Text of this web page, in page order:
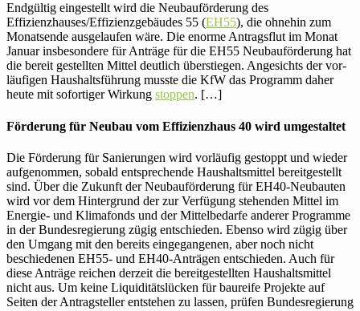
End­gültig ein­ge­stellt wird die Neu­bau­för­de­rung des
Effizienzhauses/​Effizienzgebäudes 55 (EH55), die ohnehin zum
Monats­ende aus­ge­laufen wäre. Die enorme Antrags­flut im Monat
Januar ins­be­son­dere für Anträge für die EH55 Neu­bau­för­de­rung hat
die bereit gestellten Mittel deut­lich über­stiegen. Ange­sichts der vor­
läu­figen Haus­halts­füh­rung musste die KfW das Pro­gramm daher
heute mit sofor­tiger Wirkung stoppen. […]
För­de­rung für Neubau vom Effizienz­haus 40 wird umgestaltet
Die För­de­rung für Sanie­rungen wird vor­läufig gestoppt und wieder
auf­ge­nommen, sobald ent­spre­chende Haus­halts­mittel bereit­ge­stellt
sind. Über die Zukunft der Neu­bau­för­de­rung für EH40-Neu­bauten
wird vor dem Hin­ter­grund der zur Ver­fü­gung ste­henden Mittel im
Energie- und Kli­ma­fonds und der Mit­tel­be­darfe anderer Pro­gramme
in der Bun­des­re­gie­rung zügig ent­schieden. Ebenso wird zügig über
den Umgang mit den bereits ein­ge­gan­genen, aber noch nicht
beschie­denen EH55- und EH40-Anträgen ent­schieden. Auch für
diese Anträge reichen derzeit die bereit­ge­stellten Haus­halts­mittel
nicht aus. Um keine Liqui­di­täts­lü­cken für bau­reife Pro­jekte auf
Seiten der Antrag­steller ent­stehen zu lassen, prüfen Bun­des­re­gie­rung